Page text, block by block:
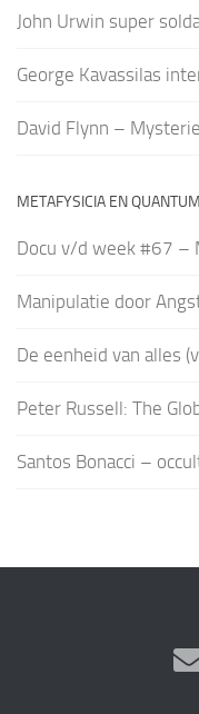
John Urwin super
George Kavassilas
David Flynn –
METAFYSICIA EN
Docu v/d week #67 –
Manipulatie door
De eenheid van alles
Peter Russell: The
Santos Bonacci –